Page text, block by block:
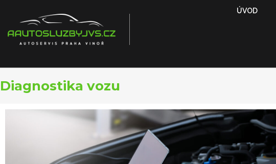
ÚVOD
Diagnostika vozu